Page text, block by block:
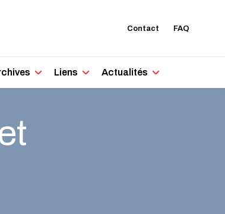
Contact FAQ
Liens Actualités